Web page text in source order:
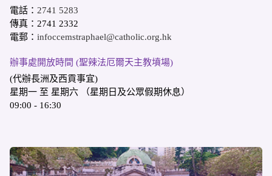
電話： 2741 5283
傳真：2741 2332
電郵：infoccemstraphael@catholic.org.hk
辦事處開放時間 (聖辣法厄爾天主教墳場)
(代辦長洲及西貢事宜)
星期一 至 星期六 （星期日及公眾假期休息）
09:00 - 16:30